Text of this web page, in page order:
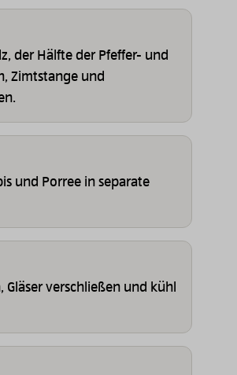
der Hälfte der Pfeffer- und
Zimtstange und
und Porree in separate
verschließen und kühl